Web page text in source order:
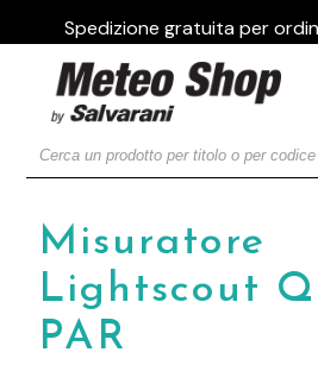
Spedizione gratuita per
Misuratore
Lightscout
PAR